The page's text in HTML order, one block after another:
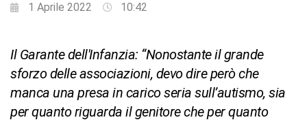
1 Aprile 2022 10:42
Il Garante dell'Infanzia: “Nonostante il grande
sforzo delle associazioni, devo dire però che
manca una presa in carico seria sull’autismo, sia
per quanto riguarda il genitore che per quanto